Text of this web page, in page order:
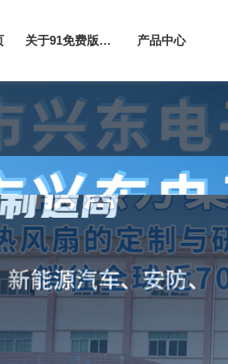
关于91免费版下载网站 产品中心